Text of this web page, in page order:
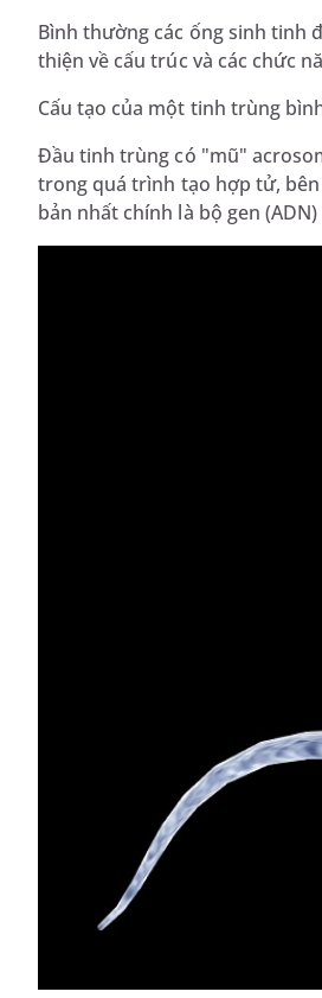
Bình thường các ống sinh tinh
thiện về cấu trúc và các chức
Cấu tạo của một tinh trùng
Đầu tinh trùng có "mũ"
trong quá trình tạo hợp tử,
bản nhất chính là bộ gen